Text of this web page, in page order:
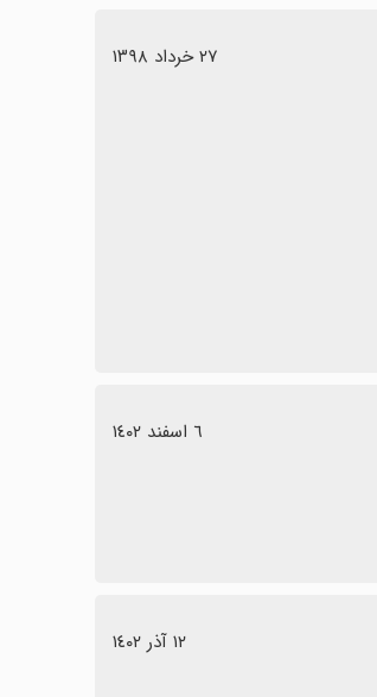
٢٧ خرداد ١٣٩٨
٦ اسفند ١٤٠٢
١٢ آذر ١٤٠٢